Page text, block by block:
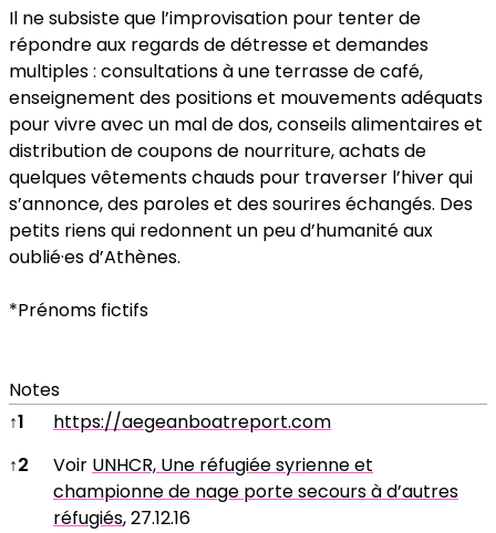
Il ne subsiste que l’improvisation pour tenter de
répondre aux regards de détresse et demandes
multiples : consultations à une terrasse de café,
enseignement des positions et mouvements adéquats
pour vivre avec un mal de dos, conseils alimentaires et
distribution de coupons de nourriture, achats de
quelques vêtements chauds pour traverser l’hiver qui
s’annonce, des paroles et des sourires échangés. Des
petits riens qui redonnent un peu d’humanité aux
oublié·es d’Athènes.
*Prénoms fictifs
Notes
Notes
↑1
https://aegeanboatreport.com
↑2 Voir UNHCR, Une réfugiée syrienne et
championne de nage porte secours à d’autres
réfugiés, 27.12.16